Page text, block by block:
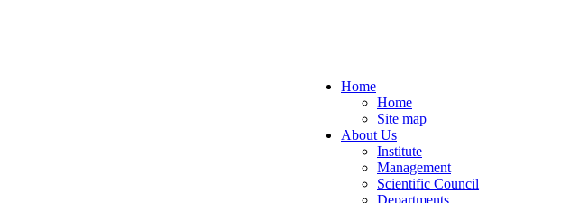
Home
Home
Site map
About Us
Institute
Management
Scientific Council